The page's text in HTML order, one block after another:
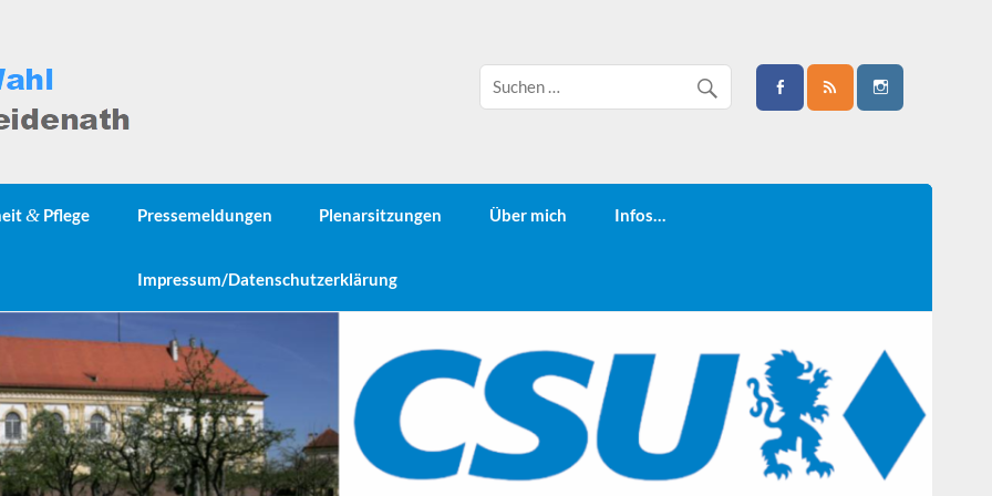
& Pflege Pressemeldungen Plenarsitzungen Über mich Infos…
Impressum/Datenschutzerklärung